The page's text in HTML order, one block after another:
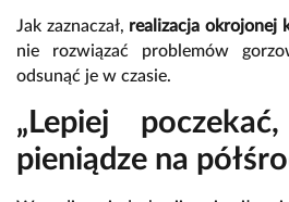
Jak zaznaczał, realizacja okrojonej
nie rozwiązać problemów
odsunąć je w czasie.
„Lepiej
pieniądze na